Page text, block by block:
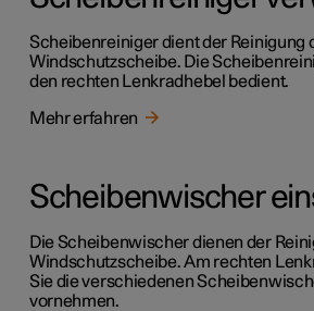
Scheibenreiniger dient der Reinigung
Windschutzscheibe. Die
den rechten Lenkradhebel bedient.
Mehr erfahren
Scheibenwischer
Die Scheibenwischer dienen der
Windschutzscheibe. Am rechten
Sie die verschiedenen
vornehmen.